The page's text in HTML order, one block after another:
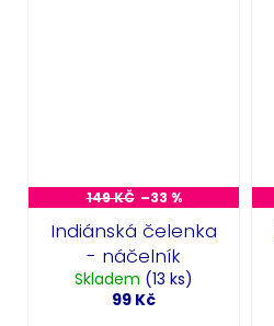
149 KČ –33 %
Indiánská čelenka
- náčelník
Skladem (13 ks)
99 Kč